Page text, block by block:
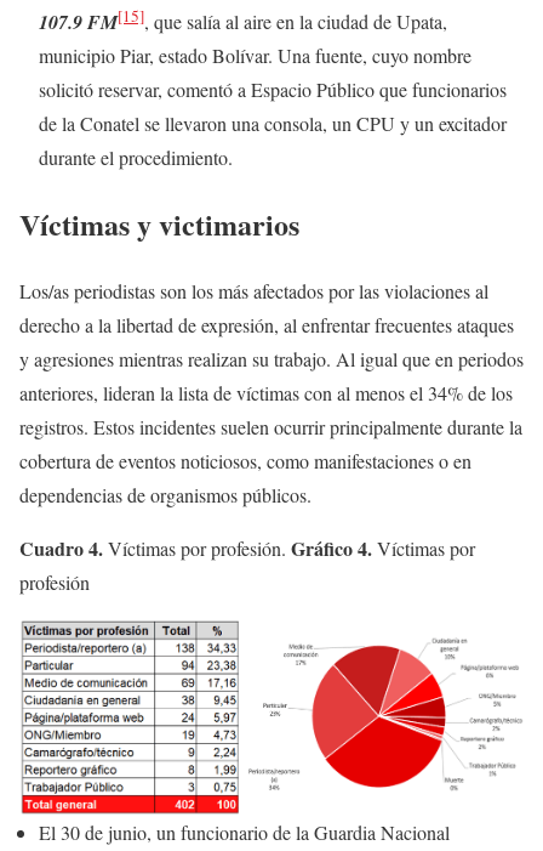
107.9 FM[15], que salía al aire en la ciudad de Upata,
municipio Piar, estado Bolívar. Una fuente, cuyo nombre
solicitó reservar, comentó a Espacio Público que funcionarios
de la Conatel se llevaron una consola, un CPU y un excitador
durante el procedimiento.
Víctimas y victimarios
Los/as periodistas son los más afectados por las violaciones al
derecho a la libertad de expresión, al enfrentar frecuentes ataques
y agresiones mientras realizan su trabajo. Al igual que en periodos
anteriores, lideran la lista de víctimas con al menos el 34% de los
registros. Estos incidentes suelen ocurrir principalmente durante la
cobertura de eventos noticiosos, como manifestaciones o en
dependencias de organismos públicos.
Cuadro 4.Víctimas por profesión. Gráfico 4.Víctimas por
profesión
El 30 de junio, un funcionario de la Guardia Nacional